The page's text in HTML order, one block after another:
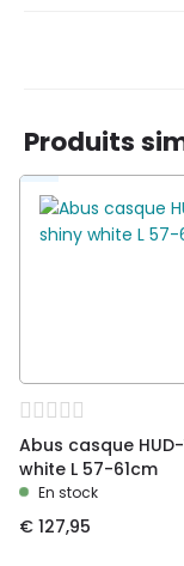
casque
Vous devez
Produits
Abus casque
white L 57-61cm
En stock
€ 127,95